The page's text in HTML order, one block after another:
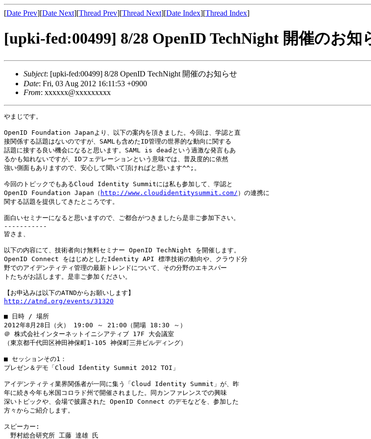
[Date Prev][Date Next][Thread Prev][Thread Next][Date Index][Thread Index]
[upki-fed:00499] 8/28 OpenID TechNight 開催のお知
Subject: [upki-fed:00499] 8/28 OpenID TechNight 開催のお知らせ
Date: Fri, 03 Aug 2012 16:11:53 +0900
From: xxxxxx@xxxxxxxxx
やまじです。
OpenID Foundation Japanより、以下の案内を頂きました。今回は、学認と直
接関係する話題はないのですが、SAMLも含めたID管理の世界的な動向に関する
話題に接する良い機会になると思います。SAML is deadという過激な発言もあ
るかも知れないですが、IDフェデレーションという意味では、普及度的に依然
強い側面もありますので、安心して聞いて頂ければと思います^^;。
今回のトピックでもあるCloud Identity Summitには私も参加して、学認と
OpenID Foundation Japan（ http://www.cloudidentitysummit.com/ ）の連携に
関する話題を提供してきたところです。
面白いセミナーになると思いますので、ご都合がつきましたら是非ご参加下さい。
-----------
皆さま、
以下の内容にて、技術者向け無料セミナー OpenID TechNight を開催します。
OpenID Connect をはじめとしたIdentity API 標準技術の動向や、クラウド分
野でのアイデンティティ管理の最新トレンドについて、その分野のエキスパー
トたちがお話します。是非ご参加ください。
http://atnd.org/events/31320
■ 日時 / 場所
2012年8月28日（火） 19:00 ～ 21:00（開場 18:30 ～）
＠ 株式会社インターネットイニシアティブ 17F 大会議室
（東京都千代田区神田神保町1-105 神保町三井ビルディング）
■ セッションその1：
プレゼン＆デモ「Cloud Identity Summit 2012 TOI」
アイデンティティ業界関係者が一同に集う「Cloud Identity Summit」が、昨
年に続き今年も米国コロラド州で開催されました。同カンファレンスでの興味
深いトピックや、会場で披露された OpenID Connect のデモなどを、参加した
方々からご紹介します。
スピーカー:
野村総合研究所 工藤 達雄 氏